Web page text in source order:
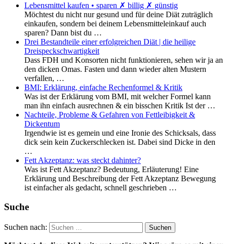
Lebensmittel kaufen • sparen ✗ billig ✗ günstig
Möchtest du nicht nur gesund und für deine Diät zuträglich
einkaufen, sondern bei deinem Lebensmitteleinkauf auch
sparen? Dann bist du …
Drei Bestandteile einer erfolgreichen Diät | die heilige
Dreispeckschwartigkeit
Dass FDH und Konsorten nicht funktionieren, sehen wir ja an
den dicken Omas. Fasten und dann wieder alten Mustern
verfallen, …
BMI: Erklärung, einfache Rechenformel & Kritik
Was ist der Erklärung vom BMI, mit welcher Formel kann
man ihn einfach ausrechnen & ein bisschen Kritik Ist der …
Nachteile, Probleme & Gefahren von Fettleibigkeit &
Dickentum
Irgendwie ist es gemein und eine Ironie des Schicksals, dass
dick sein kein Zuckerschlecken ist. Dabei sind Dicke in den
…
Fett Akzeptanz: was steckt dahinter?
Was ist Fett Akzeptanz? Bedeutung, Erläuterung! Eine
Erklärung und Beschreibung der Fett Akzeptanz Bewegung
ist einfacher als gedacht, schnell geschrieben …
Suche
Suchen nach: